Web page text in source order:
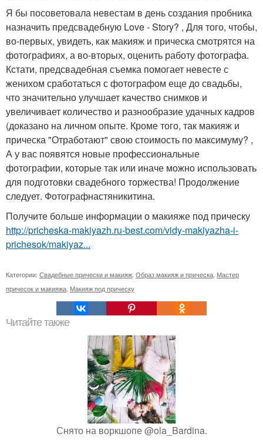
Я бы посоветовала невестам в день создания пробника
назначить предсвадебную Love - Story? , Для того, чтобы,
во-первых, увидеть, как макияж и прическа смотрятся на
фотографиях, а во-вторых, оценить работу фотографа.
Кстати, предсвадебная съемка помогает невесте с
женихом сработаться с фотографом еще до свадьбы,
что значительно улучшает качество снимков и
увеличивает количество и разнообразие удачных кадров
(доказано на личном опыте. Кроме того, так макияж и
прическа "Отработают" свою стоимость по максимуму? ,
А у вас появятся новые профессиональные
фотографии, которые так или иначе можно использовать
для подготовки свадебного торжества! Продолжение
следует. Фотографнастяникитина.
Получите больше информации о макияже под прическу
http://pricheska-makiyazh.ru-best.com/vidy-makiyazha-i-
prichesok/makiyaz...
Категории: Свадебные прически и макияж Образ макияж и прическа Мастер
причесок и макияжа Макияж под прическу
Читайте также
Снято на воркшопе @ola_Bardina.